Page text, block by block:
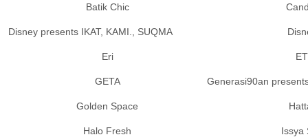
Batik Chic
Disney presents IKAT, KAMI., SUQMA
Eri
GETA Generasi90an
Golden Space
Halo Fresh Issya